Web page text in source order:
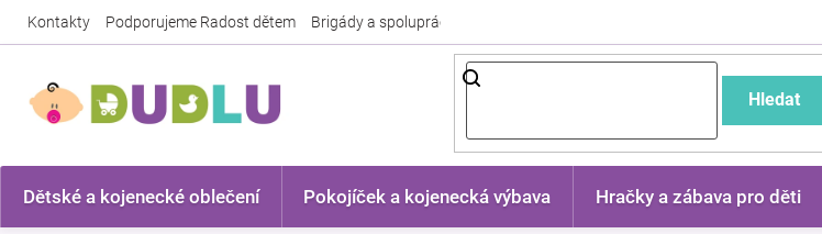
Kontakty Podporujeme Radost dětem Brigády a spolupráce
Hledat
Dětské a kojenecké oblečení Pokojíček a kojenecká výbava Hračky a zábava pro děti